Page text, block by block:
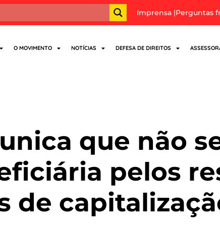
Imprensa |Perguntas
O MOVIMENTO NOTÍCIAS DEFESA DE DIREITOS
que não
pelos
de